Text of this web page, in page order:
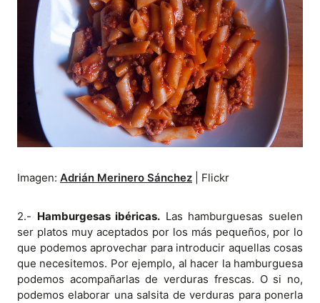
Imagen: Adrián Merinero Sánchez | Flickr
2.- Hamburgesas ibéricas. Las hamburguesas suelen
ser platos muy aceptados por los más pequeños, por lo
que podemos aprovechar para introducir aquellas cosas
que necesitemos. Por ejemplo, al hacer la hamburguesa
podemos acompañarlas de verduras frescas. O si no,
podemos elaborar una salsita de verduras para ponerla